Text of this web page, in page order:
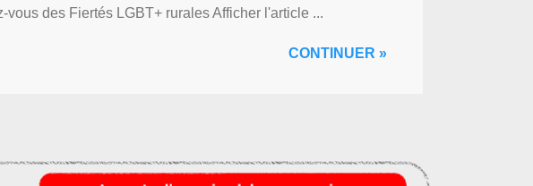
des Fiertés LGBT+ rurales Afficher l'article ...
CONTINUER »